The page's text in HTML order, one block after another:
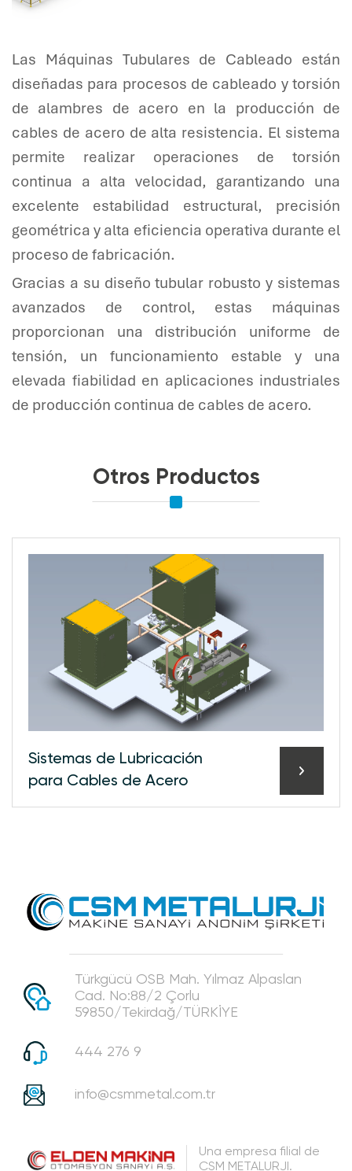
Las Máquinas Tubulares de Cableado están
diseñadas para procesos de cableado y torsión
de alambres de acero en la producción de
cables de acero de alta resistencia. El sistema
permite realizar operaciones de torsión
continua a alta velocidad, garantizando una
excelente estabilidad estructural, precisión
geométrica y alta eficiencia operativa durante el
proceso de fabricación.
Gracias a su diseño tubular robusto y sistemas
avanzados de control, estas máquinas
proporcionan una distribución uniforme de
tensión, un funcionamiento estable y una
elevada fiabilidad en aplicaciones industriales
de producción continua de cables de acero.
Otros Productos
Sistemas de Lubricación
para Cables de Acero
Türkgücü OSB Mah. Yılmaz Alpaslan
Cad. No:88/2 Çorlu
59850/Tekirdağ/TÜRKİYE
444 276 9
info@csmmetal.com.tr
Una empresa filial de
CSM METALURJI.